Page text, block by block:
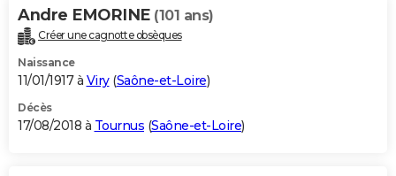
Andre EMORINE (101 ans)
Créer une cagnotte obsèques
Naissance
11/01/1917 à Viry(Saône-et-Loire)
Décès
17/08/2018 à Tournus (Saône-et-Loire)